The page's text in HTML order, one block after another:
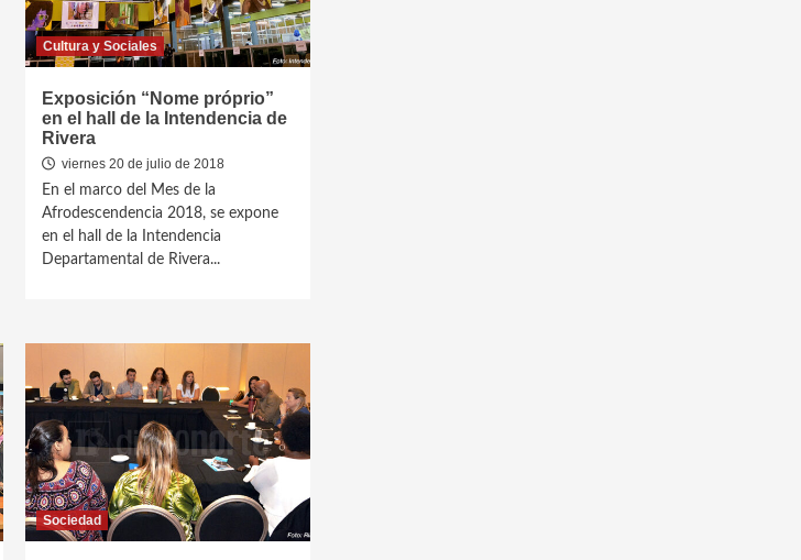
Cultura y Sociales
Exposición “Nome próprio”
en el hall de la Intendencia de
Rivera
viernes 20 de julio de 2018
En el marco del Mes de la
Afrodescendencia 2018, se expone
en el hall de la Intendencia
Departamental de Rivera...
Sociedad